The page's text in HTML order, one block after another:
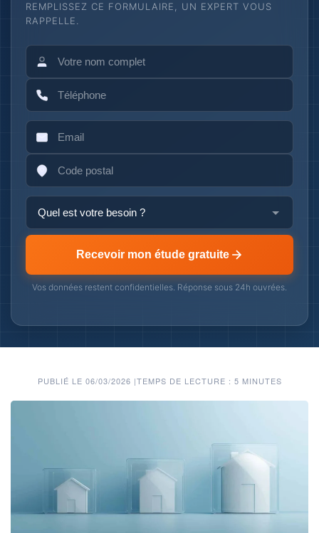
REMPLISSEZ CE FORMULAIRE, UN EXPERT VOUS
RAPPELLE.
Recevoir mon étude gratuite
Vos données restent confidentielles. Réponse sous 24h ouvrées.
PUBLIÉ LE 06/03/2026 |TEMPS DE LECTURE : 5 MINUTES